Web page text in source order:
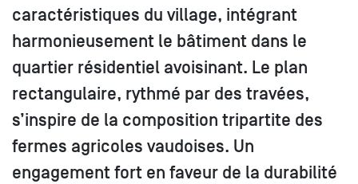
caractéristiques du village, intégrant
harmonieusement le bâtiment dans le
quartier résidentiel avoisinant. Le plan
rectangulaire, rythmé par des travées,
s’inspire de la composition tripartite des
fermes agricoles vaudoises. Un
engagement fort en faveur de la durabilité